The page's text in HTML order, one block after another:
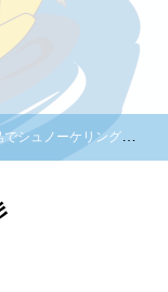
シュノーケリング☆彡